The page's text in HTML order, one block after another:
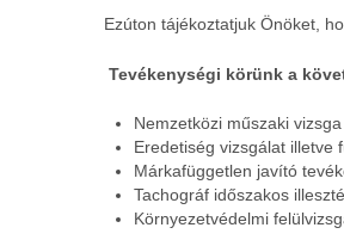
Ezúton tájékoztatjuk Önöket,
Tevékenységi körünk a
Nemzetközi műszaki vizsga
Eredetiség vizsgálat illetve
Márkafüggetlen javító
Tachográf időszakos
Környezetvédelmi